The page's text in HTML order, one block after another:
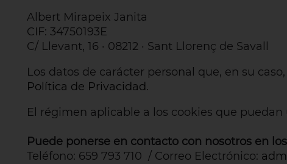
Albert Mirapeix Janita
CIF: 34750193E
C/ Llevant, 16 · 08212 · Sant Llorenç de Savall
Los datos de carácter personal que, en su
Política de Privacidad.
El régimen aplicable a los cookies que
Puede ponerse en contacto con nosotros en
Teléfono: 659 793 710 / Correo Electrónico: